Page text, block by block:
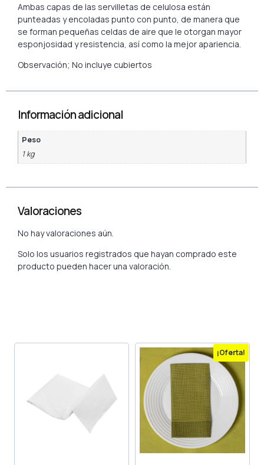
Ambas capas de las servilletas de celulosa están
punteadas y encoladas punto con punto, de manera que
se forman pequeñas celdas de aire que le otorgan mayor
esponjosidad y resistencia, así como la mejor apariencia.
Observación; No incluye cubiertos
Información adicional
Peso
1 kg
Valoraciones
No hay valoraciones aún.
Solo los usuarios registrados que hayan comprado este
producto pueden hacer una valoración.
¡Oferta!